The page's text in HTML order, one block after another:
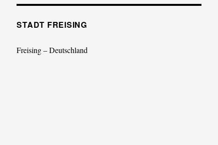
STADT FREISING
Freising – Deutschland